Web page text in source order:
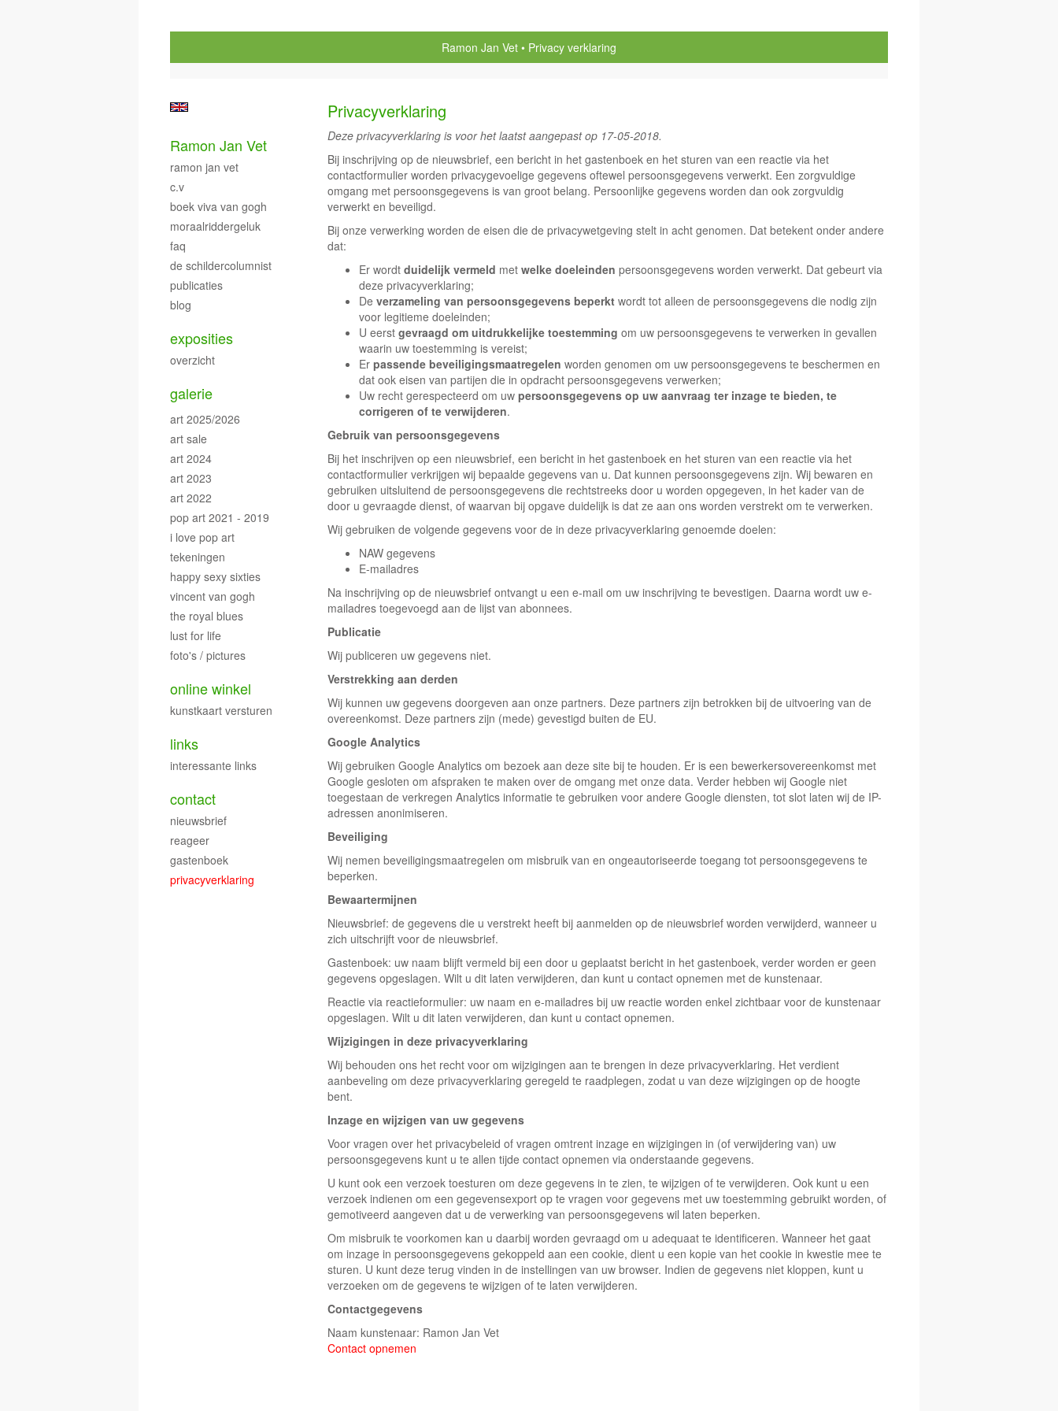
Ramon Jan Vet Privacy verklaring
Privacyverklaring
Deze privacyverklaring is voor het laatst aangepast op 17-05-2018.
Bij inschrijving op de nieuwsbrief, een bericht in het gastenboek en het sturen van een reactie via het
contactformulier worden privacygevoelige gegevens oftewel persoonsgegevens verwerkt. Een zorgvuldige
omgang met persoonsgegevens is van groot belang. Persoonlijke gegevens worden dan ook zorgvuldig
verwerkt en beveiligd.
Bij onze verwerking worden de eisen die de privacywetgeving stelt in acht genomen. Dat betekent onder andere
dat:
Er wordt duidelijk vermeld met welke doeleinden persoonsgegevens worden verwerkt. Dat gebeurt via
deze privacyverklaring;
De verzameling van persoonsgegevens beperkt wordt tot alleen de persoonsgegevens die nodig zijn
voor legitieme doeleinden;
U eerst gevraagd om uitdrukkelijke toestemming om uw persoonsgegevens te verwerken in gevallen
waarin uw toestemming is vereist;
Er passende beveiligingsmaatregelen worden genomen om uw persoonsgegevens te beschermen en
dat ook eisen van partijen die in opdracht persoonsgegevens verwerken;
Uw recht gerespecteerd om uw persoonsgegevens op uw aanvraag ter inzage te bieden, te
corrigeren of te verwijderen.
Gebruik van persoonsgegevens
Bij het inschrijven op een nieuwsbrief, een bericht in het gastenboek en het sturen van een reactie via het
contactformulier verkrijgen wij bepaalde gegevens van u. Dat kunnen persoonsgegevens zijn. Wij bewaren en
gebruiken uitsluitend de persoonsgegevens die rechtstreeks door u worden opgegeven, in het kader van de
door u gevraagde dienst, of waarvan bij opgave duidelijk is dat ze aan ons worden verstrekt om te verwerken.
Wij gebruiken de volgende gegevens voor de in deze privacyverklaring genoemde doelen:
NAW gegevens
E-mailadres
Na inschrijving op de nieuwsbrief ontvangt u een e-mail om uw inschrijving te bevestigen. Daarna wordt uw e-
mailadres toegevoegd aan de lijst van abonnees.
Publicatie
Wij publiceren uw gegevens niet.
Verstrekking aan derden
Wij kunnen uw gegevens doorgeven aan onze partners. Deze partners zijn betrokken bij de uitvoering van de
overeenkomst. Deze partners zijn (mede) gevestigd buiten de EU.
Google Analytics
Wij gebruiken Google Analytics om bezoek aan deze site bij te houden. Er is een bewerkersovereenkomst met
Google gesloten om afspraken te maken over de omgang met onze data. Verder hebben wij Google niet
toegestaan de verkregen Analytics informatie te gebruiken voor andere Google diensten, tot slot laten wij de IP-
adressen anonimiseren.
Beveiliging
Wij nemen beveiligingsmaatregelen om misbruik van en ongeautoriseerde toegang tot persoonsgegevens te
beperken.
Bewaartermijnen
Nieuwsbrief: de gegevens die u verstrekt heeft bij aanmelden op de nieuwsbrief worden verwijderd, wanneer u
zich uitschrijft voor de nieuwsbrief.
Gastenboek: uw naam blijft vermeld bij een door u geplaatst bericht in het gastenboek, verder worden er geen
gegevens opgeslagen. Wilt u dit laten verwijderen, dan kunt u contact opnemen met de kunstenaar.
Reactie via reactieformulier: uw naam en e-mailadres bij uw reactie worden enkel zichtbaar voor de kunstenaar
opgeslagen. Wilt u dit laten verwijderen, dan kunt u contact opnemen.
Wijzigingen in deze privacyverklaring
Wij behouden ons het recht voor om wijzigingen aan te brengen in deze privacyverklaring. Het verdient
aanbeveling om deze privacyverklaring geregeld te raadplegen, zodat u van deze wijzigingen op de hoogte
bent.
Inzage en wijzigen van uw gegevens
Voor vragen over het privacybeleid of vragen omtrent inzage en wijzigingen in (of verwijdering van) uw
persoonsgegevens kunt u te allen tijde contact opnemen via onderstaande gegevens.
U kunt ook een verzoek toesturen om deze gegevens in te zien, te wijzigen of te verwijderen. Ook kunt u een
verzoek indienen om een gegevensexport op te vragen voor gegevens met uw toestemming gebruikt worden, of
gemotiveerd aangeven dat u de verwerking van persoonsgegevens wil laten beperken.
Om misbruik te voorkomen kan u daarbij worden gevraagd om u adequaat te identificeren. Wanneer het gaat
om inzage in persoonsgegevens gekoppeld aan een cookie, dient u een kopie van het cookie in kwestie mee te
sturen. U kunt deze terug vinden in de instellingen van uw browser. Indien de gegevens niet kloppen, kunt u
verzoeken om de gegevens te wijzigen of te laten verwijderen.
Contactgegevens
Naam kunstenaar: Ramon Jan Vet
Contact opnemen
Ramon Jan Vet
ramon jan vet
c.v
boek viva van gogh
moraalriddergeluk
faq
de schildercolumnist
publicaties
blog
exposities
overzicht
galerie
art 2025/2026
art sale
art 2024
art 2023
art 2022
pop art 2021 - 2019
i love pop art
tekeningen
happy sexy sixties
vincent van gogh
the royal blues
lust for life
foto's / pictures
online winkel
kunstkaart versturen
links
interessante links
contact
nieuwsbrief
reageer
gastenboek
privacyverklaring